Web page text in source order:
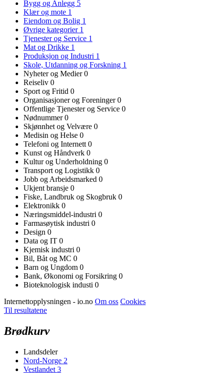
Bygg og Anlegg 5
Klær og mote 1
Eiendom og Bolig 1
Øvrige kategorier 1
Tjenester og Service 1
Mat og Drikke 1
Produksjon og Industri 1
Skole, Utdanning og Forskning 1
Nyheter og Medier0
Reiseliv 0
Sport og Fritid 0
Organisasjoner og Foreninger0
Offentlige Tjenester og Service 0
Nødnummer0
Skjønnhet og Velvære 0
Medisin og Helse 0
Telefoni og Internett 0
Kunst og Håndverk 0
Kultur og Underholdning 0
Transport og Logistikk 0
Jobb og Arbeidsmarked 0
Ukjent bransje 0
Fiske, Landbruk og Skogbruk 0
Elektronikk 0
Næringsmiddel-industri 0
Farmasøytisk industri 0
Design 0
Data og IT 0
Kjemisk industri 0
Bil, Båt og MC 0
Barn og Ungdom 0
Bank, Økonomi og Forsikring 0
Bioteknologisk industi 0
Internettopplysningen - io.no Om oss Cookies
Til resultatene
Brødkurv
Landsdeler
Nord-Norge 2
Vestlandet 3